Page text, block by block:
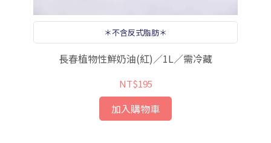
＊不含反式脂肪＊
長春植物性鮮奶油(紅)／1L／需冷藏
NT$195
加入購物車